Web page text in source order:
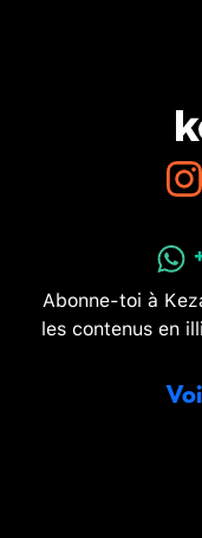
Abonne-toi à
les contenus en